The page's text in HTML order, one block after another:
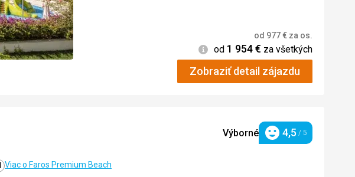
od 977€ za os.
Informácie
od 1 954€ za všetkých
Zobraziť detail zájazdu
Výborné Hodnotenie
4,5 / 5
Viac o Faros Premium Beach